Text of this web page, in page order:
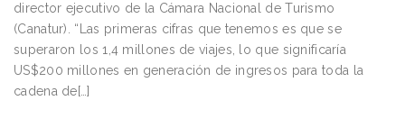
director ejecutivo de la Cámara Nacional de Turismo
(Canatur). “Las primeras cifras que tenemos es que se
superaron los 1,4 millones de viajes, lo que significaría
US$200 millones en generación de ingresos para toda la
cadena de[…]